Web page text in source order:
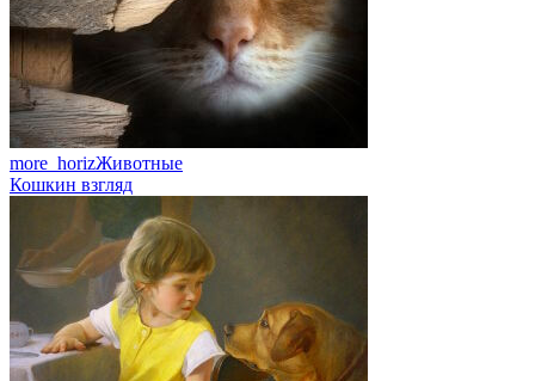
more_horizЖивотные
Кошкин взгляд